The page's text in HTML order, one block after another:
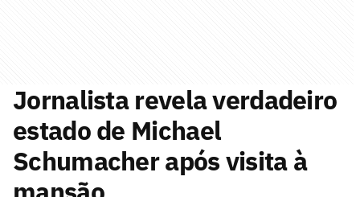
Jornalista revela verdadeiro
estado de Michael
Schumacher após visita à